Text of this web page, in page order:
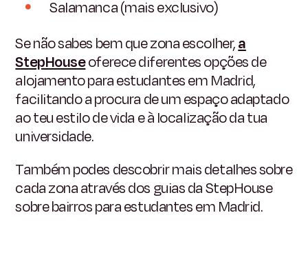
Salamanca (mais exclusivo)
Se não sabes bem que zona escolher,a
StepHouseoferece diferentes opções de
alojamento para estudantes em Madrid,
facilitando a procura de um espaço adaptado
ao teu estilo de vida e à localização da tua
universidade.
Também podes descobrir mais detalhes sobre
cada zona através dos guias da StepHouse
sobre bairros para estudantes em Madrid.